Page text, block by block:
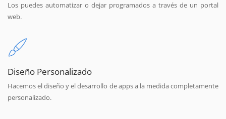
Los puedes automatizar o dejar programados a través de un portal
web.
Diseño Personalizado
Hacemos el diseño y el desarrollo de apps a la medida completamente
personalizado.